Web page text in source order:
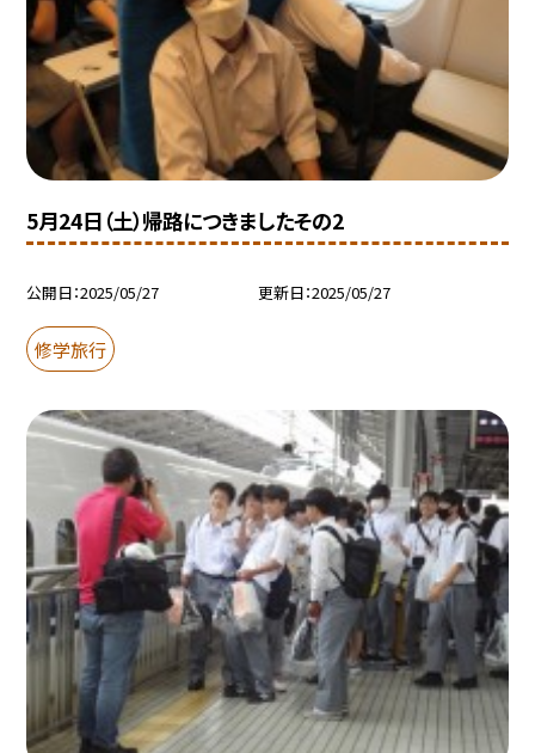
5月24日（土）帰路につきましたその2
公開日 2025/05/27 更新日 2025/05/27
修学旅行